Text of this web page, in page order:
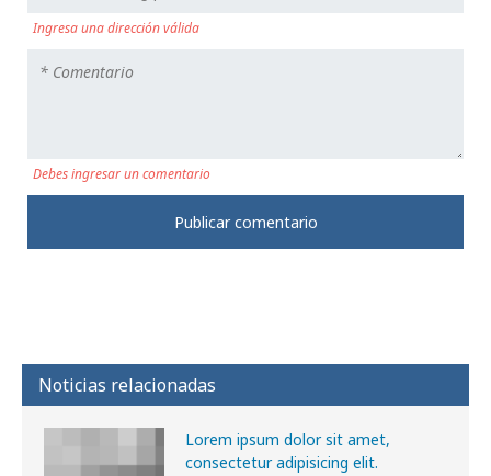
Ingresa una dirección válida
Debes ingresar un comentario
Noticias relacionadas
Lorem ipsum dolor sit amet,
consectetur adipisicing elit.